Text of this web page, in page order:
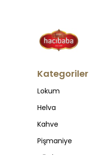
Kategoriler
Lokum
Helva
Kahve
Pişmaniye